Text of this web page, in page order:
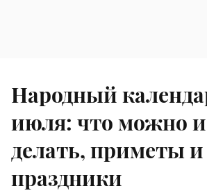
Народный
июля: что можно и
делать, приметы и
праздники